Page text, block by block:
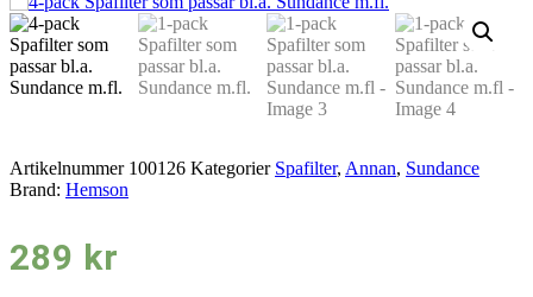
Artikelnummer 100126 Kategorier Spafilter, Annan, Sundance
Brand: Hemson
289 kr